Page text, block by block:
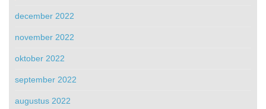
december 2022
november 2022
oktober 2022
september 2022
augustus 2022